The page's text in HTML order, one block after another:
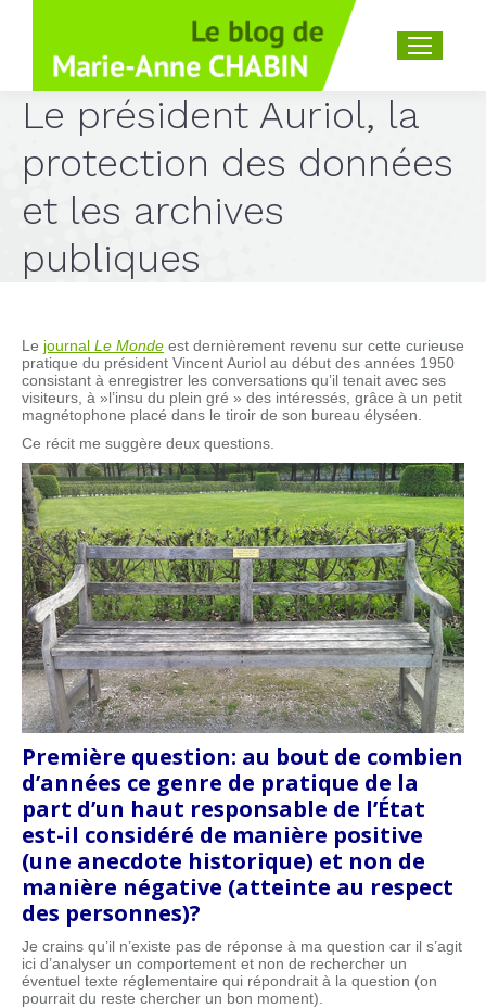
Recherche
Le président Auriol, la
protection des données
et les archives
publiques
Le journal Le Monde est dernièrement revenu sur cette curieuse
pratique du président Vincent Auriol au début des années 1950
consistant à enregistrer les conversations qu’il tenait avec ses
visiteurs, à »l’insu du plein gré » des intéressés, grâce à un petit
magnétophone placé dans le tiroir de son bureau élyséen.
Ce récit me suggère deux questions.
Première question: au bout de combien
d’années ce genre de pratique de la
part d’un haut responsable de l’État
est-il considéré de manière positive
(une anecdote historique) et non de
manière négative (atteinte au respect
des personnes)?
Je crains qu’il n’existe pas de réponse à ma question car il s’agit
ici d’analyser un comportement et non de rechercher un
éventuel texte réglementaire qui répondrait à la question (on
pourrait du reste chercher un bon moment).